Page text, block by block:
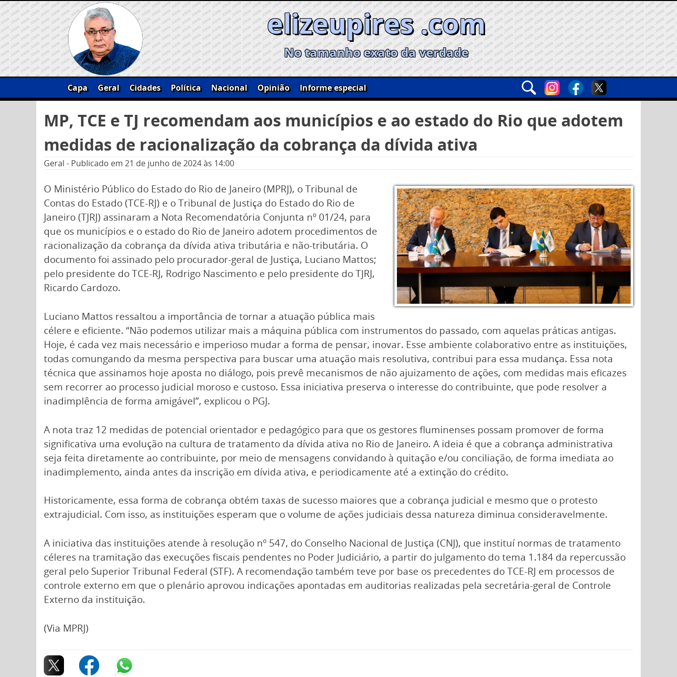
Skip
to
content
elizeupires .com
No tamanho exato da verdade
Capa Geral Cidades Política Nacional Opinião
Informe especial
por:
MP, TCE e TJ recomendam aos municípios e ao estado do Rio que adotem
medidas de racionalização da cobrança da dívida ativa
Geral - Publicado em 21 de junho de 2024às 14:00
O Ministério Público do Estado do Rio de Janeiro (MPRJ), o Tribunal de
Contas do Estado (TCE-RJ) e o Tribunal de Justiça do Estado do Rio de
Janeiro (TJRJ) assinaram a Nota Recomendatória Conjunta nº 01/24, para
que os municípios e o estado do Rio de Janeiro adotem procedimentos de
racionalização da cobrança da dívida ativa tributária e não-tributária. O
documento foi assinado pelo procurador-geral de Justiça, Luciano Mattos;
pelo presidente do TCE-RJ, Rodrigo Nascimento e pelo presidente do TJRJ,
Ricardo Cardozo.
Luciano Mattos ressaltou a importância de tornar a atuação pública mais
célere e eficiente. “Não podemos utilizar mais a máquina pública com instrumentos do passado, com aquelas práticas antigas.
Hoje, é cada vez mais necessário e imperioso mudar a forma de pensar, inovar. Esse ambiente colaborativo entre as instituições,
todas comungando da mesma perspectiva para buscar uma atuação mais resolutiva, contribui para essa mudança. Essa nota
técnica que assinamos hoje aposta no diálogo, pois prevê mecanismos de não ajuizamento de ações, com medidas mais eficazes
sem recorrer ao processo judicial moroso e custoso. Essa iniciativa preserva o interesse do contribuinte, que pode resolver a
inadimplência de forma amigável”, explicou o PGJ.
A nota traz 12 medidas de potencial orientador e pedagógico para que os gestores fluminenses possam promover de forma
significativa uma evolução na cultura de tratamento da dívida ativa no Rio de Janeiro. A ideia é que a cobrança administrativa
seja feita diretamente ao contribuinte, por meio de mensagens convidando à quitação e/ou conciliação, de forma imediata ao
inadimplemento, ainda antes da inscrição em dívida ativa, e periodicamente até a extinção do crédito.
Historicamente, essa forma de cobrança obtém taxas de sucesso maiores que a cobrança judicial e mesmo que o protesto
extrajudicial. Com isso, as instituições esperam que o volume de ações judiciais dessa natureza diminua consideravelmente.
A iniciativa das instituições atende à resolução nº 547, do Conselho Nacional de Justiça (CNJ), que instituí normas de tratamento
céleres na tramitação das execuções fiscais pendentes no Poder Judiciário, a partir do julgamento do tema 1.184 da repercussão
geral pelo Superior Tribunal Federal (STF). A recomendação também teve por base os precedentes do TCE-RJ em processos de
controle externo em que o plenário aprovou indicações apontadas em auditorias realizadas pela secretária-geral de Controle
Externo da instituição.
(Via MPRJ)